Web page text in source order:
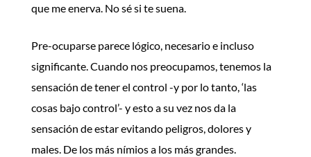
que me enerva. No sé si te suena.
Pre-ocuparse parece lógico, necesario e incluso
significante. Cuando nos preocupamos, tenemos la
sensación de tener el control -y por lo tanto, ‘las
cosas bajo control’- y esto a su vez nos da la
sensación de estar evitando peligros, dolores y
males. De los más nímios a los más grandes.